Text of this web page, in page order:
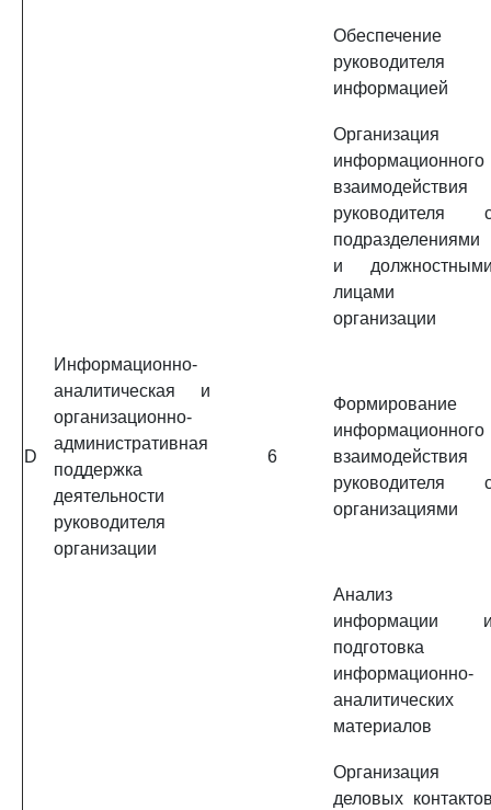
Обеспечение
руководителя
информацией
Организация
информационного
взаимодействия
руководителя
подразделениями
и
лицами
организации
D
Информационно-
аналитическая и
организационно-
административная
поддержка
деятельности
руководителя
организации
6
Формирование
информационного
взаимодействия
руководителя
организациями
Анализ
информации
подготовка
информационно-
аналитических
материалов
Организация
деловых